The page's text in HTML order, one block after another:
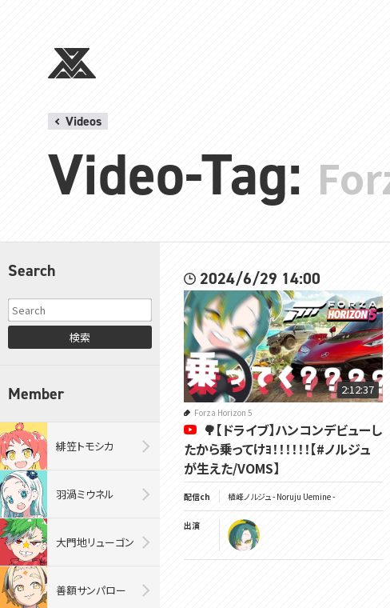
Videos
Video-Tag:
Search
検索
Member
緋笠トモシカ
羽渦ミウネル
大門地リューゴン
善額サンパロー
2024/6/29 14:00
2:12:37
Forza Horizon 5
🌳【ドライブ】ハンコンデビューし
たから乗ってけﾖ！！！！！！【#ノルジュ
が生えた/VOMS】
配信ch 植峰ノルジュ - Noruju Uemine -
出演